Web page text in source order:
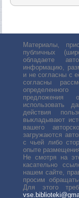
Материалы,
публичных
обладаете
информацию,
и не согласны с
согласны
предложения
использовать
действия
выкладывают
вашего
загружаются
с чьей либо
опыте
Не смотря на
касательно
нашем сайте,
просим
Для этого